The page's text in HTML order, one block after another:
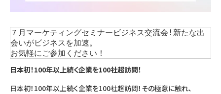
７月マーケティングセミナービジネス交流会!新たな出
会いがビジネスを加速。
お気軽にご参加ください！
日本初！100年以上続く企業を100社超訪問！
日本初！100年以上続く企業を100社超訪問！その極意に触れ､